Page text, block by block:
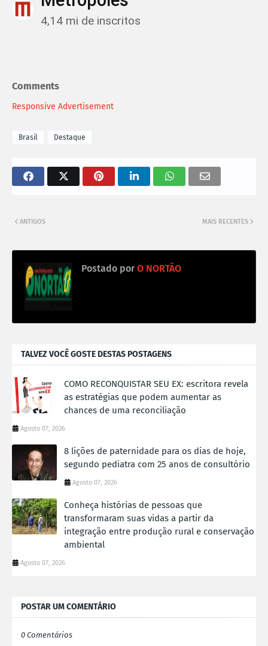
4,14 mi de inscritos
Comments
Responsive Advertisement
Brasil Destaque
MAIS RECENTES
ANTIGOS
Postado por O NORTÃO
TALVEZ VOCÊ GOSTE DESTAS POSTAGENS
COMO RECONQUISTAR SEU EX: escritora revela
as estratégias que podem aumentar as
chances de uma reconciliação
Agosto 07, 2026
8 lições de paternidade para os dias de hoje,
segundo pediatra com 25 anos de consultório
Agosto 07, 2026
Conheça histórias de pessoas que
transformaram suas vidas a partir da
integração entre produção rural e conservação
ambiental
Agosto 07, 2026
POSTAR UM COMENTÁRIO
0 Comentários